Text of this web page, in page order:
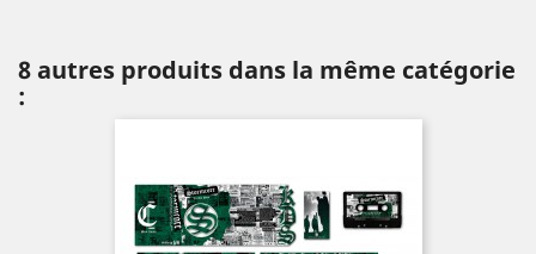
8 autres produits dans la même catégorie
: